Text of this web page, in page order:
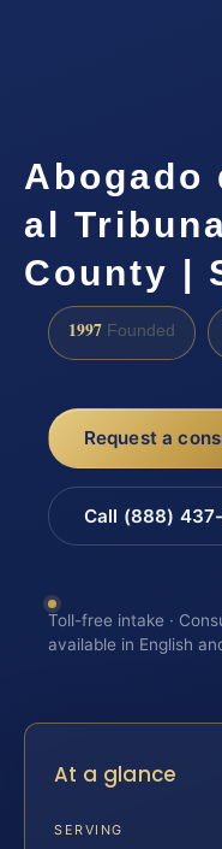
Abogado
al
County |
1997 Founded
Request a
Call (888)
Toll-free intake ·
available in English
At a glance
SERVING